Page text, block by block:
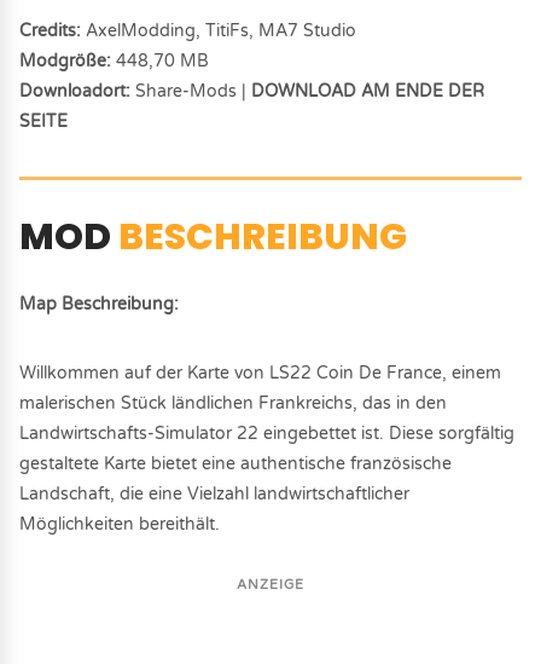
Credits: AxelModding, TitiFs, MA7 Studio
Modgröße: 448,70 MB
Downloadort: Share-Mods | DOWNLOAD AM ENDE DER
SEITE
MOD BESCHREIBUNG
Map Beschreibung:
Willkommen auf der Karte von LS22 Coin De France, einem
malerischen Stück ländlichen Frankreichs, das in den
Landwirtschafts-Simulator 22 eingebettet ist. Diese sorgfältig
gestaltete Karte bietet eine authentische französische
Landschaft, die eine Vielzahl landwirtschaftlicher
Möglichkeiten bereithält.
ANZEIGE